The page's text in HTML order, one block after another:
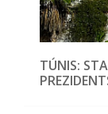
TÚNIS: